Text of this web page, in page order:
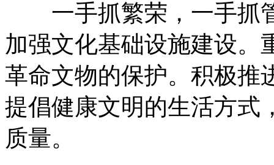
一手抓繁荣，一手抓
加强文化基础设施建设。
革命文物的保护。积极推
提倡健康文明的生活方式
质量。